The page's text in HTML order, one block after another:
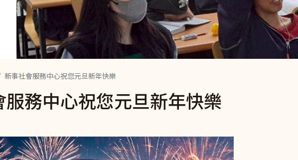
新事社會服務中心祝您元旦新年快樂
服務中心祝您元旦新年快樂